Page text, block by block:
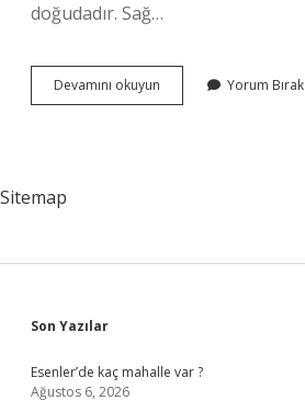
doğudadır. Sağ…
Devamını okuyun
Nasıl
Yorum Bırak
Sitemap
Sidebar
Son Yazılar
Esenler’de kaç mahalle var ?
Ağustos 6, 2026